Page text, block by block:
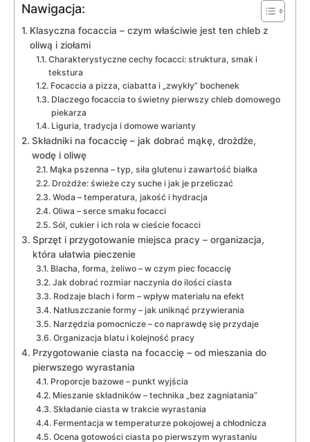
Nawigacja:
Klasyczna focaccia – czym właściwie jest ten chleb z
oliwą i ziołami
Charakterystyczne cechy focacci: struktura, smak i
tekstura
Focaccia a pizza, ciabatta i „zwykły” bochenek
Dlaczego focaccia to świetny pierwszy chleb domowego
piekarza
Liguria, tradycja i domowe warianty
Składniki na focaccię – jak dobrać mąkę, drożdże,
wodę i oliwę
Mąka pszenna – typ, siła glutenu i zawartość białka
Drożdże: świeże czy suche i jak je przeliczać
Woda – temperatura, jakość i hydracja
Oliwa – serce smaku focacci
Sól, cukier i ich rola w cieście focacci
Sprzęt i przygotowanie miejsca pracy – organizacja,
która ułatwia pieczenie
Blacha, forma, żeliwo – w czym piec focaccię
Jak dobrać rozmiar naczynia do ilości ciasta
Rodzaje blach i form – wpływ materiału na efekt
Natłuszczanie formy – jak uniknąć przywierania
Narzędzia pomocnicze – co naprawdę się przydaje
Organizacja blatu i kolejność pracy
Przygotowanie ciasta na focaccię – od mieszania do
pierwszego wyrastania
Proporcje bazowe – punkt wyjścia
Mieszanie składników – technika „bez zagniatania”
Składanie ciasta w trakcie wyrastania
Fermentacja w temperaturze pokojowej a chłodnicza
Ocena gotowości ciasta po pierwszym wyrastaniu